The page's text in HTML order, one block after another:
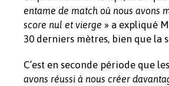
entame de match où nous avons
score nul et vierge » a expliqué
30 derniers mètres, bien que
C’est en seconde période que
avons réussi à nous créer